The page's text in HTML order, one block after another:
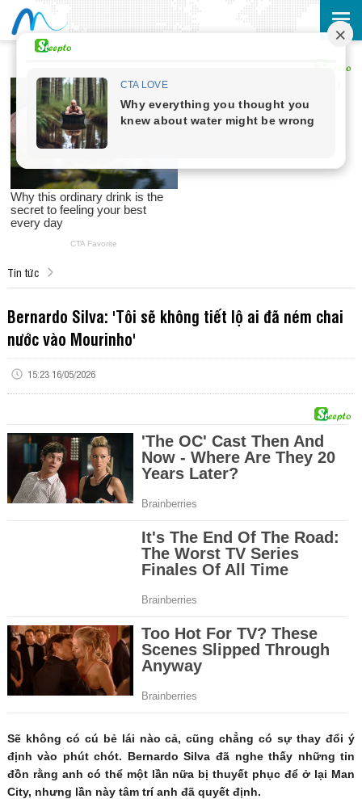
Tin tức
Bernardo Silva: 'Tôi sẽ không tiết lộ ai đã ném chai
nước vào Mourinho'
15:23 16/05/2026
Sẽ không có cú bẻ lái nào cả, cũng chẳng có sự thay đổi ý
định vào phút chót. Bernardo Silva đã nghe thấy những tin
đồn rằng anh có thể một lần nữa bị thuyết phục để ở lại Man
City, nhưng lần này tâm trí anh đã quyết định.